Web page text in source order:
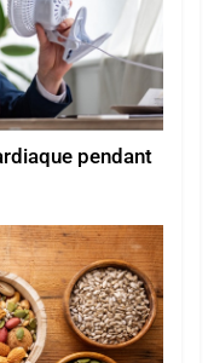
pendant